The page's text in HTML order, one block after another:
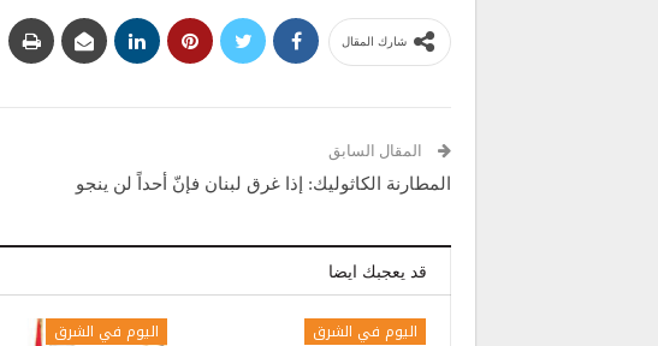
شارك المقال
المقال السابق
المطارنة الكاثوليك: إذا غرق لبنان فإنّ أحداً لن ينجو
قد يعجبك ايضا
اليوم في الشرق اليوم في الشرق